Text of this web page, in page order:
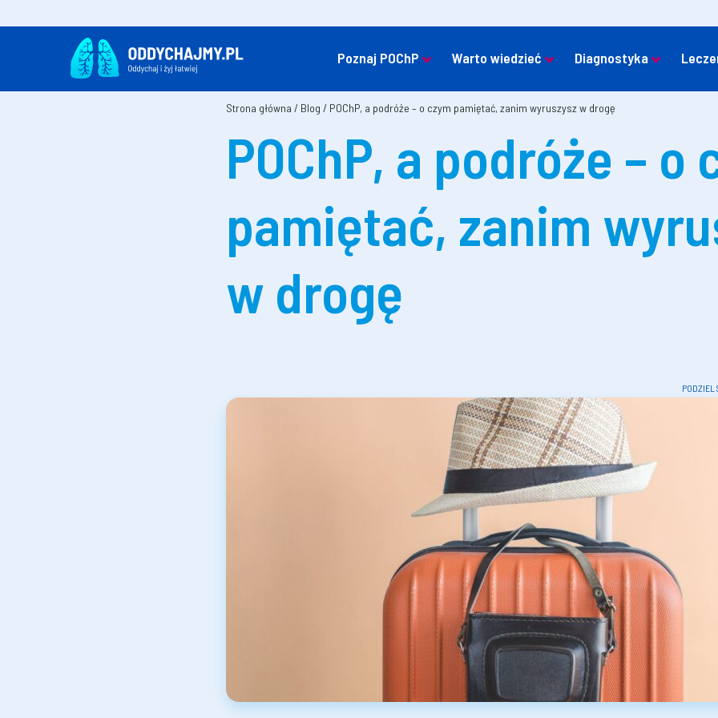
Poznaj POChP Warto wiedzieć Diagnostyka
Strona główna / Blog / POChP, a podróże – o czym pamiętać, zanim wyruszysz w drogę
POChP, a podróże – o
pamiętać, zanim
w drogę
PODZIEL